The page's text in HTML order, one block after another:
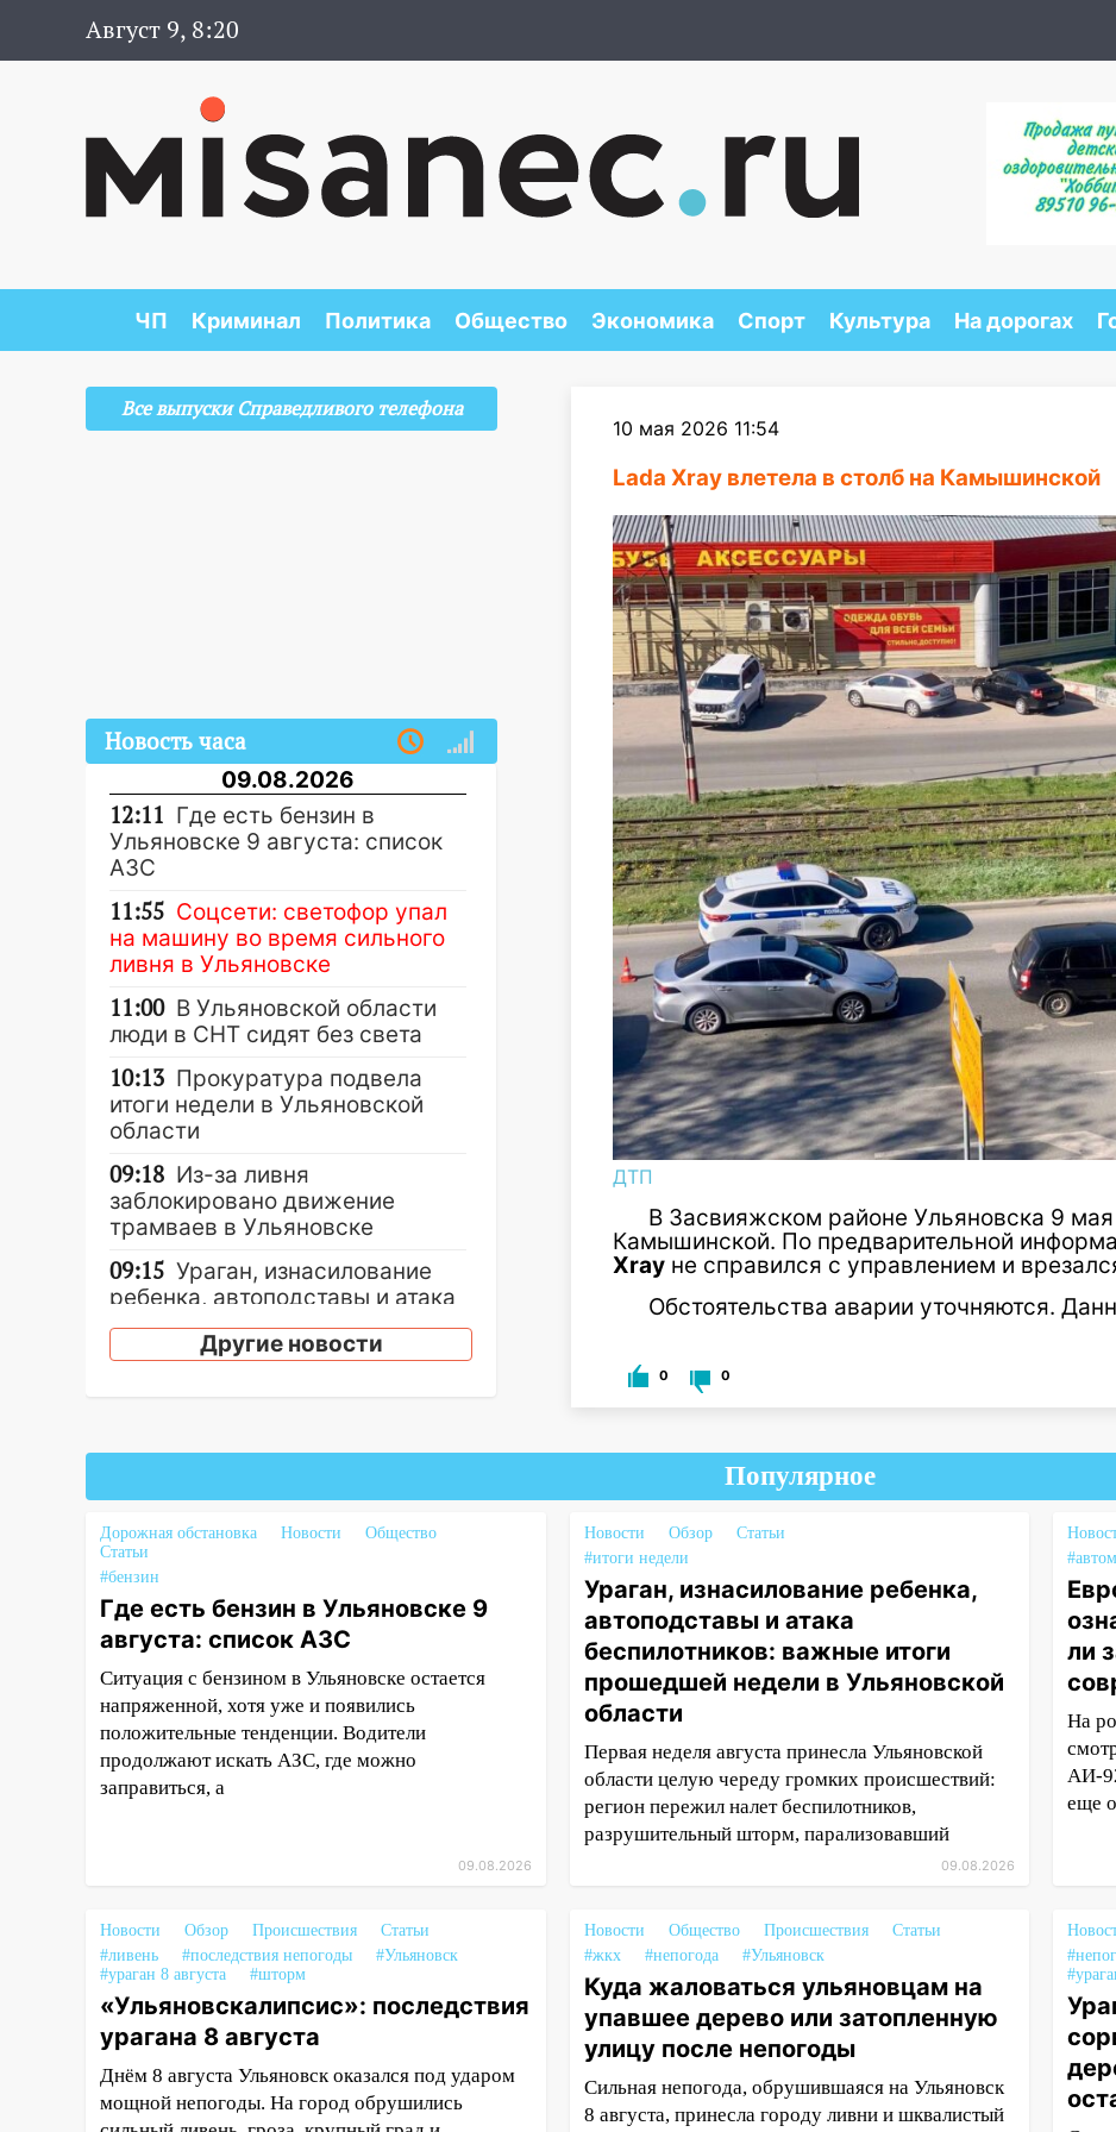
Август 9, 8:20
ЧП Криминал Политика Общество Экономика Спорт Культура На дорогах
10 мая 2026 11:54
Lada Xray влетела в столб на Камышинской
ДТП
В Засвияжском районе Ульяновска 9
Камышинской. По предварительной
Xray не справился с управлением и
Обстоятельства аварии уточняются.
0 0
Все выпуски Справедливого телефона
Новость часа
09.08.2026
12:11 Где есть бензин в
Ульяновске 9 августа: список
АЗС
11:55 Соцсети: светофор упал
на машину во время сильного
ливня в Ульяновске
11:00 В Ульяновской области
люди в СНТ сидят без света
10:13 Прокуратура подвела
итоги недели в Ульяновской
области
09:18 Из-за ливня
заблокировано движение
трамваев в Ульяновске
09:15 Ураган, изнасилование
ребенка, автоподставы и атака
беспилотников: важные итоги
прошедшей недели в
восстановили трамвайную и
инфраструктуру после шторма.
08:19 Внимание! В
Цильнинском районе пропал
67-летний мужчина
08:11 На Ульяновск снова
надвигается непогода
07:30 Евро-3 вместо Евро-5:
что означают классы бензина и
можно ли заливать «старое»
топливо в современные
05:05
День, когда всё может
измениться: гороскоп на 9
августа — три знака получат
шанс, который нельзя упустить
08.08.2026
20:10 Во время урагана в
Другие новости
Популярное
Дорожная обстановка Новости
Общество
Статьи
#бензин
Где есть бензин в Ульяновске 9
августа: список АЗС
Ситуация с бензином в Ульяновске остается
напряженной, хотя уже и появились
положительные тенденции. Водители
продолжают искать АЗС, где можно
заправиться, а
09.08.2026
Новости Обзор
Статьи
#итоги недели
Ураган, изнасилование ребенка,
автоподставы и атака
беспилотников: важные итоги
прошедшей недели в Ульяновской
области
Первая неделя августа принесла Ульяновской
области целую череду громких происшествий:
регион пережил налет беспилотников,
разрушительный шторм, парализовавший
09.08.2026
ли
На
АИ-
еще
Новости Обзор Происшествия
Статьи
#ливень
#последствия непогоды
#Ульяновск
#ураган 8 августа
#шторм
«Ульяновскалипсис»: последствия
урагана 8 августа
Днём 8 августа Ульяновск оказался под ударом
мощной непогоды. На город обрушились
Новости Общество Происшествия
Статьи
#жкх
#непогода #Ульяновск
Куда жаловаться ульяновцам на
упавшее дерево или затопленную
улицу после непогоды
Сильная непогода, обрушившаяся на Ульяновск
8 августа, принесла городу ливни и шквалистый